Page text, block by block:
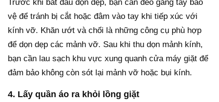
Trước khi bắt đầu dọn dẹp, bạn cần đeo găng tay bảo
vệ để tránh bị cắt hoặc đâm vào tay khi tiếp xúc với
kính vỡ. Khăn ướt và chổi là những công cụ phù hợp
để dọn dẹp các mảnh vỡ. Sau khi thu dọn mảnh kính,
bạn cần lau sạch khu vực xung quanh cửa máy giặt để
đảm bảo không còn sót lại mảnh vỡ hoặc bụi kính.
4. Lấy quần áo ra khỏi lồng giặt